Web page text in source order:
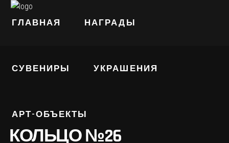
ГЛАВНАЯ НАГРАДЫ
СУВЕНИРЫ УКРАШЕНИЯ
АРТ-ОБЪЕКТЫ
КОЛЬЦО №26